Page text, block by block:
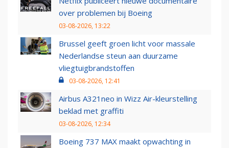
over problemen bij Boeing
03-08-2026, 13:22
Brussel geeft groen licht voor massale
Nederlandse steun aan duurzame
vliegtuigbrandstoffen
03-08-2026, 12:41
Airbus A321neo in Wizz Air-kleurstelling
beklad met graffiti
03-08-2026, 12:34
Boeing 737 MAX maakt opwachting in